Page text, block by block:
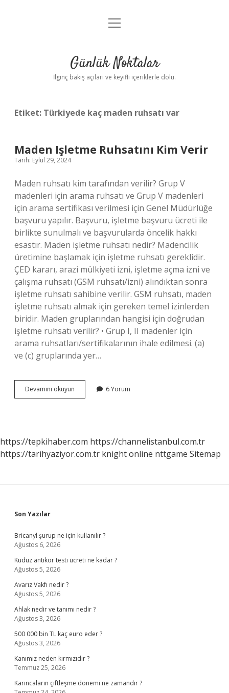
Anasayfa
Yasal Uyarı
menüyü
Günlük Noktalar
İlginç bakış açıları ve keyifli içeriklerle dolu.
Etiket: Türkiyede kaç maden ruhsatı var
Maden Işletme Ruhsatını Kim Verir
Tarih: Eylül 29, 2024
Maden ruhsatı kim tarafından verilir? Grup V
madenleri için arama ruhsatı ve Grup V madenleri
için arama sertifikası verilmesi için Genel Müdürlüğe
başvuru yapılır. Başvuru, işletme başvuru ücreti ile
birlikte sunulmalı ve başvurularda öncelik hakkı
esastır. Maden işletme ruhsatı nedir? Madencilik
üretimine başlamak için işletme ruhsatı gereklidir.
ÇED kararı, arazi mülkiyeti izni, işletme açma izni ve
çalışma ruhsatı (GSM ruhsatı/izni) alındıktan sonra
işletme ruhsatı sahibine verilir. GSM ruhsatı, maden
işletme ruhsatı almak için gereken temel izinlerden
biridir. Maden gruplarından hangisi için doğrudan
işletme ruhsatı verilir? • Grup I, II madenler için
arama ruhsatları/sertifikalarının ihale edilmesi. (a)
ve (c) gruplarında yer…
Devamını okuyun
Işletme
6 Yorum
https://tepkihaber.com https://channelistanbul.com.tr
https://tarihyaziyor.com.tr knight online nttgame Sitemap
Sidebar
Son Yazılar
Bricanyl şurup ne için kullanılır ?
Ağustos 6, 2026
Kuduz antikor testi ücreti ne kadar ?
Ağustos 5, 2026
Avarız Vakfı nedir ?
Ağustos 5, 2026
Ahlak nedir ve tanımı nedir ?
Ağustos 3, 2026
500 000 bin TL kaç euro eder ?
Ağustos 3, 2026
Kanımız neden kırmızıdır ?
Temmuz 25, 2026
Karıncaların çiftleşme dönemi ne zamandır ?